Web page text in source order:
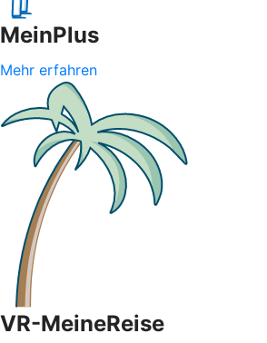
MeinPlus
Mehr erfahren
VR-MeineReise